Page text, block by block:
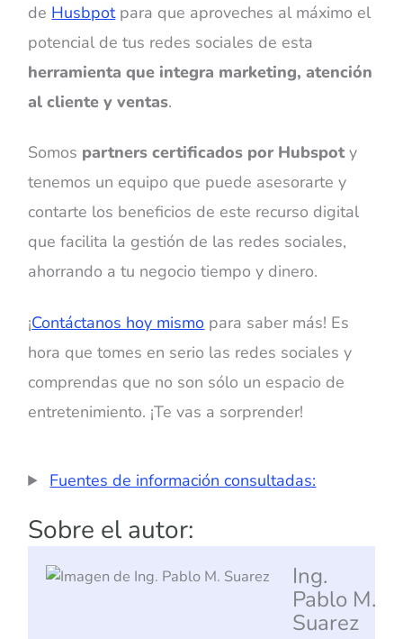
de Husbpotpara que aproveches al máximo el
potencial de tus redes sociales de esta
herramienta que integra marketing, atención
al cliente y ventas.
Somos partners certificados por Hubspoty
tenemos un equipo que puede asesorarte y
contarte los beneficios de este recurso digital
que facilita la gestión de las redes sociales,
ahorrando a tu negocio tiempo y dinero.
¡Contáctanos hoy mismo para saber más! Es
hora que tomes en serio las redes sociales y
comprendas que no son sólo un espacio de
entretenimiento. ¡Te vas a sorprender!
Fuentes de información consultadas:
Sobre el autor:
Ing.
Pablo M.
Suarez